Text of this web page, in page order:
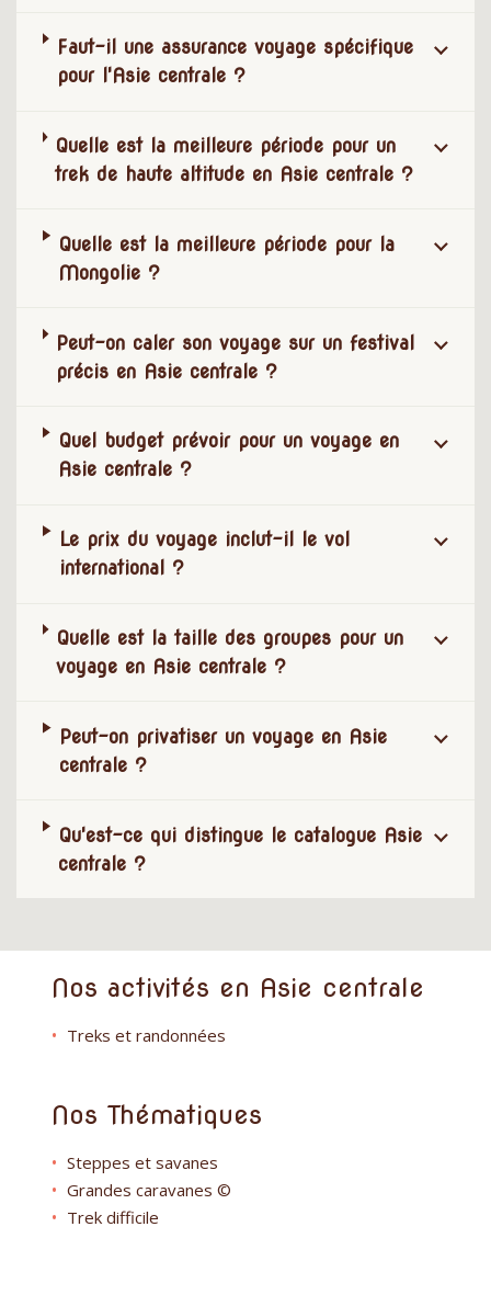
Faut-il une assurance voyage spécifique
pour l'Asie centrale ?
Quelle est la meilleure période pour un
trek de haute altitude en Asie centrale ?
Quelle est la meilleure période pour la
Mongolie ?
Peut-on caler son voyage sur un festival
précis en Asie centrale ?
Quel budget prévoir pour un voyage en
Asie centrale ?
Le prix du voyage inclut-il le vol
international ?
Quelle est la taille des groupes pour un
voyage en Asie centrale ?
Peut-on privatiser un voyage en Asie
centrale ?
Qu'est-ce qui distingue le catalogue Asie
centrale ?
Nos activités en Asie centrale
Treks et randonnées
Nos Thématiques
Steppes et savanes
Grandes caravanes ©
Trek difficile